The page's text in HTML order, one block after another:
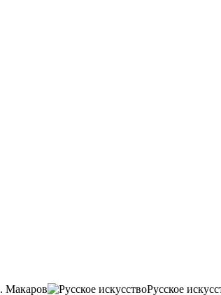
Макаров Русское